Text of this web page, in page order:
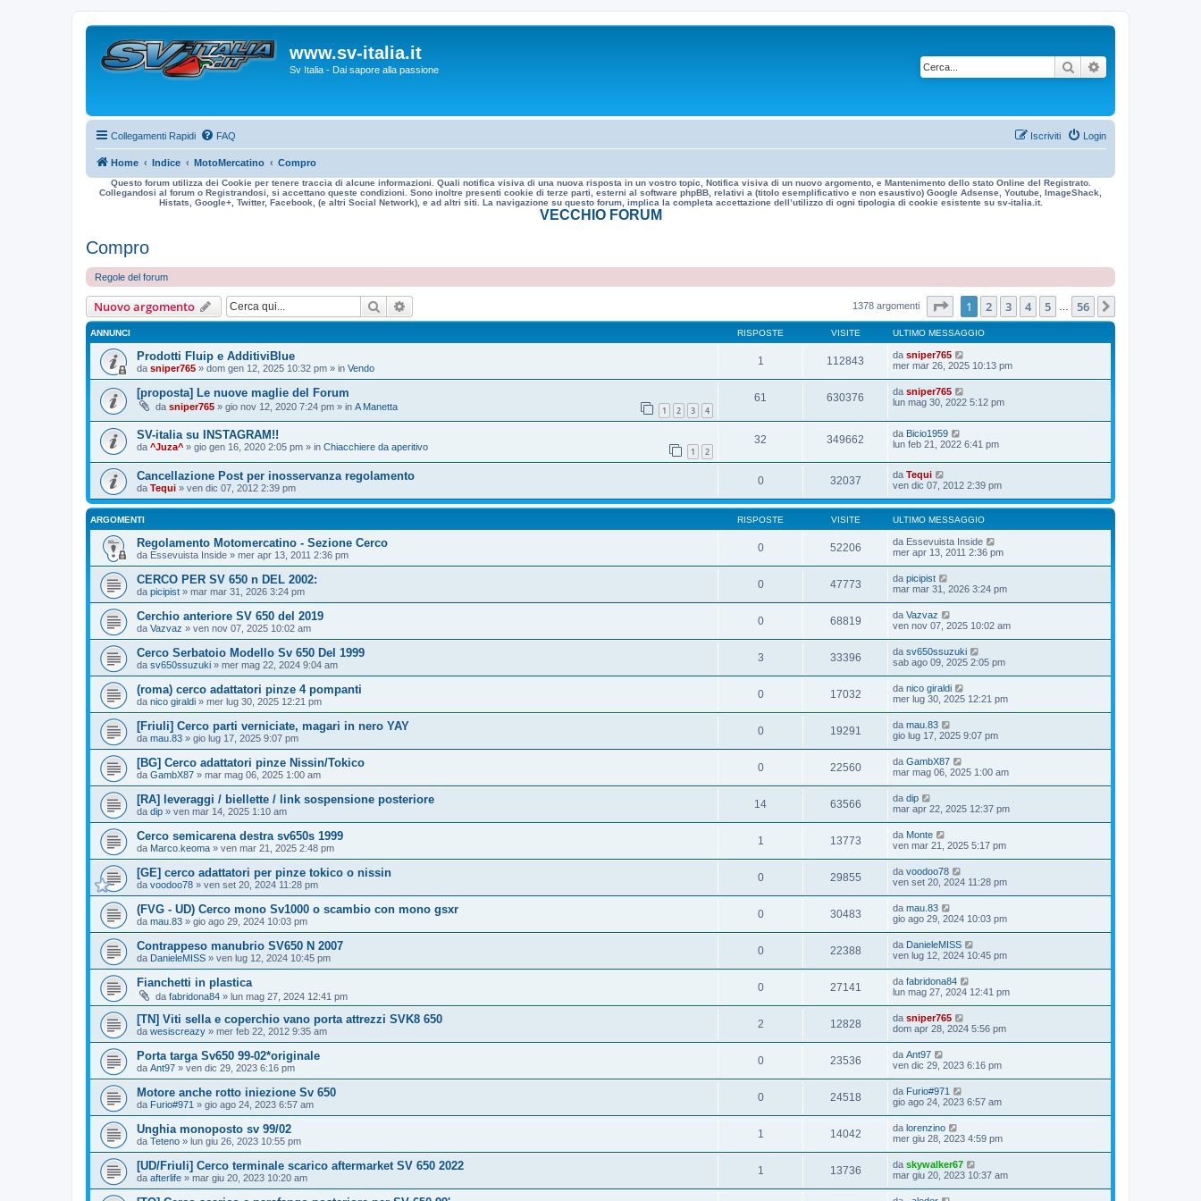
www.sv-italia.it
Sv Italia - Dai sapore alla passione Cerca
Collegamenti Rapidi FAQ Login
Iscriviti
Home Indice MotoMercatino Compro
Questo forum utilizza dei Cookie per tenere traccia di alcune informazioni. Quali notifica visiva di una nuova risposta in un vostro topic, Notifica visiva di un nuovo argomento, e Mantenimento dello stato Online del Registrato.
Collegandosi al forum o Registrandosi, si accettano queste condizioni. Sono inoltre presenti cookie di terze parti, esterni al software phpBB, relativi a (titolo esemplificativo e non esaustivo) Google Adsense, Youtube, ImageShack,
Histats, Google+, Twitter, Facebook, (e altri Social Network), e ad altri siti. La navigazione su questo forum, implica la completa accettazione dell’utilizzo di ogni tipologia di cookie esistente su sv-italia.it.
VECCHIO FORUM
Compro
Regole del forum
Nuovo argomento Cerca 1378 argomenti Pagina1 di
1 2 3 4 5 56
ANNUNCI RISPOSTE VISITE ULTIMO MESSAGGIO
Prodotti Fluip e AdditiviBlue
da sniper765 » dom gen 12, 2025 10:32 pm » in Vendo
1 112843 da sniper765
mer mar 26, 2025 10:13 pm
[proposta] Le nuove maglie del Forum
da sniper765 » gio nov 12, 2020 7:24 pm » in A Manetta 1 2 3 4
61 630376 da sniper765
lun mag 30, 2022 5:12 pm
SV-italia su INSTAGRAM!!
da ^Juza^ » gio gen 16, 2020 2:05 pm » in Chiacchiere da aperitivo 1 2
32 349662 da Bicio1959
lun feb 21, 2022 6:41 pm
Cancellazione Post per inosservanza regolamento
da Tequi » ven dic 07, 2012 2:39 pm
0 32037 da Tequi
ven dic 07, 2012 2:39 pm
ARGOMENTI RISPOSTE VISITE ULTIMO MESSAGGIO
Regolamento Motomercatino - Sezione Cerco
da Essevuista Inside » mer apr 13, 2011 2:36 pm
0 52206 da Essevuista Inside
mer apr 13, 2011 2:36 pm
CERCO PER SV 650 n DEL 2002:
da picipist » mar mar 31, 2026 3:24 pm
0 47773 da picipist
mar mar 31, 2026 3:24 pm
Cerchio anteriore SV 650 del 2019
da Vazvaz » ven nov 07, 2025 10:02 am
0 68819 da Vazvaz
ven nov 07, 2025 10:02 am
Cerco Serbatoio Modello Sv 650 Del 1999
da sv650ssuzuki » mer mag 22, 2024 9:04 am
3 33396 da sv650ssuzuki
sab ago 09, 2025 2:05 pm
(roma) cerco adattatori pinze 4 pompanti
da nico giraldi » mer lug 30, 2025 12:21 pm
0 17032 da nico giraldi
mer lug 30, 2025 12:21 pm
[Friuli] Cerco parti verniciate, magari in nero YAY
da mau.83 » gio lug 17, 2025 9:07 pm
0 19291 da mau.83
gio lug 17, 2025 9:07 pm
[BG] Cerco adattatori pinze Nissin/Tokico
da GambX87 » mar mag 06, 2025 1:00 am
0 22560 da GambX87
mar mag 06, 2025 1:00 am
[RA] leveraggi / biellette / link sospensione posteriore
da dip » ven mar 14, 2025 1:10 am
14 63566 da dip
mar apr 22, 2025 12:37 pm
Cerco semicarena destra sv650s 1999
da Marco.keoma » ven mar 21, 2025 2:48 pm
1 13773 da Monte
ven mar 21, 2025 5:17 pm
[GE] cerco adattatori per pinze tokico o nissin
da voodoo78 » ven set 20, 2024 11:28 pm
0 29855 da voodoo78
ven set 20, 2024 11:28 pm
(FVG - UD) Cerco mono Sv1000 o scambio con mono gsxr
da mau.83 » gio ago 29, 2024 10:03 pm
0 30483 da mau.83
gio ago 29, 2024 10:03 pm
Contrappeso manubrio SV650 N 2007
da DanieleMISS » ven lug 12, 2024 10:45 pm
0 22388 da DanieleMISS
ven lug 12, 2024 10:45 pm
Fianchetti in plastica
da fabridona84 » lun mag 27, 2024 12:41 pm
0 27141 da fabridona84
lun mag 27, 2024 12:41 pm
[TN] Viti sella e coperchio vano porta attrezzi SVK8 650
da wesiscreazy » mer feb 22, 2012 9:35 am
2 12828 da sniper765
dom apr 28, 2024 5:56 pm
Porta targa Sv650 99-02*originale
da Ant97 » ven dic 29, 2023 6:16 pm
0 23536 da Ant97
ven dic 29, 2023 6:16 pm
Motore anche rotto iniezione Sv 650
da Furio#971 » gio ago 24, 2023 6:57 am
0 24518 da Furio#971
gio ago 24, 2023 6:57 am
Unghia monoposto sv 99/02
da Teteno » lun giu 26, 2023 10:55 pm
1 14042 da lorenzino
mer giu 28, 2023 4:59 pm
[UD/Friuli] Cerco terminale scarico aftermarket SV 650 2022
da afterlife » mar giu 20, 2023 10:20 am
1 13736 da skywalker67
mar giu 20, 2023 10:37 am